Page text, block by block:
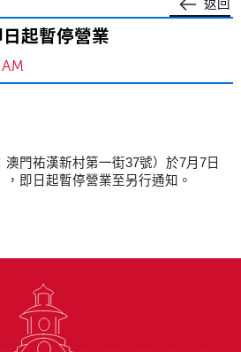
起暫停營業
澳門祐漢新村第一街37號）於7月7日
即日起暫停營業至另行通知。